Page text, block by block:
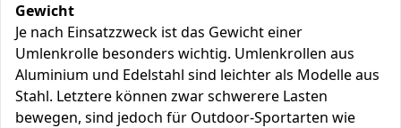
Gewicht
Je nach Einsatzzweck ist das Gewicht einer
Umlenkrolle besonders wichtig. Umlenkrollen aus
Aluminium und Edelstahl sind leichter als Modelle aus
Stahl. Letztere können zwar schwerere Lasten
bewegen, sind jedoch für Outdoor-Sportarten wie